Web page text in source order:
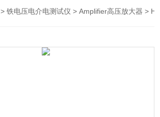
>铁电压电介电测试仪 >Amplifier高压放大器 > HCAM-4000高压放大器